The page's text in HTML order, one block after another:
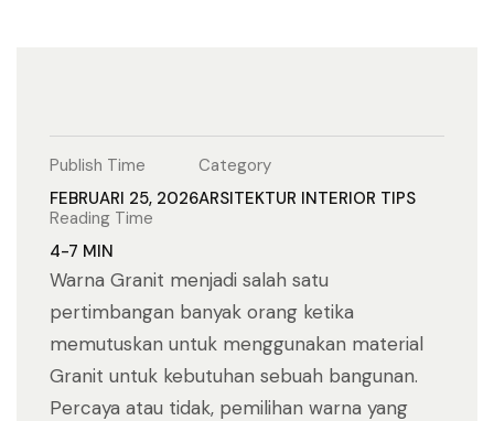
Publish Time
FEBRUARI 25, 2026
Category
ARSITEKTUR INTERIOR TIPS
Reading Time
4-7 MIN
Warna Granit menjadi salah satu
pertimbangan banyak orang ketika
memutuskan untuk menggunakan material
Granit untuk kebutuhan sebuah bangunan.
Percaya atau tidak, pemilihan warna yang